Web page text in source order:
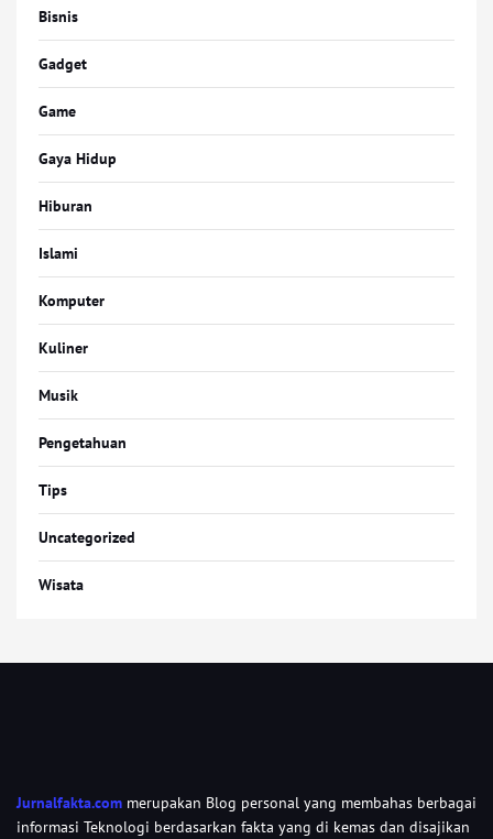
Bisnis
Gadget
Game
Gaya Hidup
Hiburan
Islami
Komputer
Kuliner
Musik
Pengetahuan
Tips
Uncategorized
Wisata
Jurnalfakta.com merupakan Blog personal yang membahas berbagai
informasi Teknologi berdasarkan fakta yang di kemas dan disajikan